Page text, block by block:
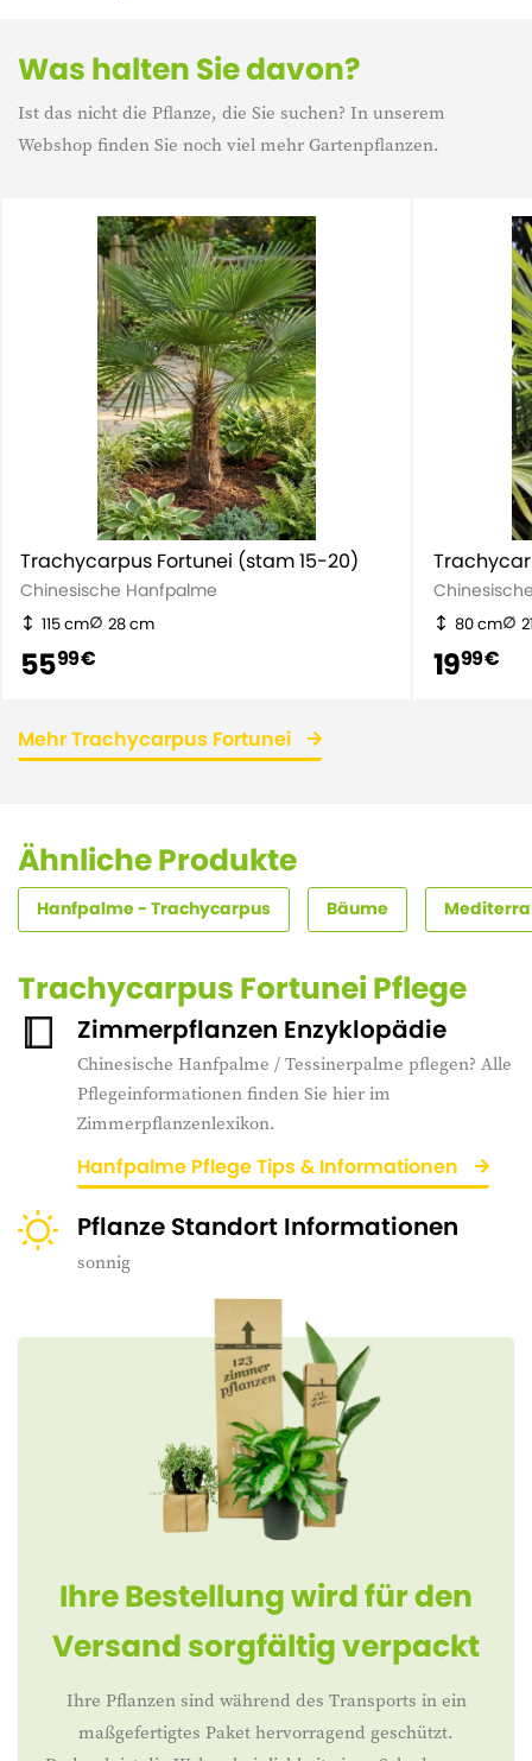
Eigenschaft Winterharte
Immergrün Immergrün
Was halten Sie davon?
Ist das nicht die Pflanze, die Sie suchen? In unserem
Webshop finden Sie noch viel mehr Gartenpflanzen.
Trachycarpus Fortunei (stam 15-20)
Chinesische Hanfpalme
115 cm 28 cm
5599 €
80 cm
1999 €
Mehr Trachycarpus Fortunei
Ähnliche Produkte
Hanfpalme - Trachycarpus Bäume
Trachycarpus Fortunei Pflege
Zimmerpflanzen Enzyklopädie
Chinesische Hanfpalme / Tessinerpalme pflegen? Alle
Pflegeinformationen finden Sie hier im
Zimmerpflanzenlexikon.
Hanfpalme Pflege Tips & Informationen
Pflanze Standort Informationen
sonnig
Ihre Bestellung wird für den
Versand sorgfältig verpackt
Ihre Pflanzen sind während des Transports in ein
maßgefertigtes Paket hervorragend geschützt.